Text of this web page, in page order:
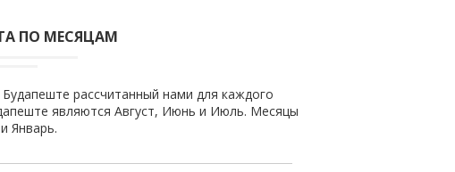
ПО МЕСЯЦАМ
рассчитанный нами для каждого
являются Август, Июнь и Июль. Месяцы
Январь.